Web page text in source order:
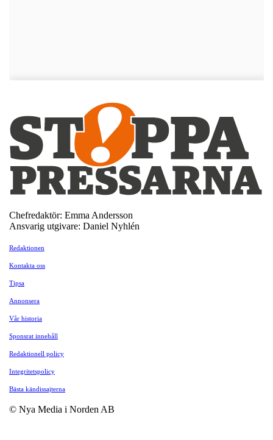
Chefredaktör: Emma Andersson
Ansvarig utgivare: Daniel Nyhlén
Redaktionen
Kontakta oss
Tipsa
Annonsera
Vår historia
Sponsrat innehåll
Redaktionell policy
Integritetspolicy
Bästa kändissajterna
© Nya Media i Norden AB